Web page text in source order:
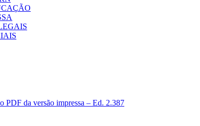
PDF da versão impressa – Ed. 2.387